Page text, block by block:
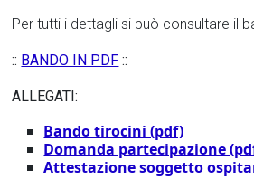
Per tutti i dettagli si può consultare il
:: BANDO IN PDF ::
ALLEGATI:
Bando tirocini (pdf)
Domanda partecipazione
Attestazione soggetto